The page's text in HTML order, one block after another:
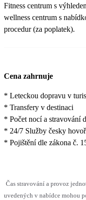
Fitness centrum s
wellness centrum s
procedur (za poplatek).
Cena zahrnuje
* Leteckou dopravu v
* Transfery v destinaci
* Počet nocí a stravování
* 24/7 Služby česky
* Pojištění dle zákona č.
Čas stravování a provoz
uvedených v nabídce mohou